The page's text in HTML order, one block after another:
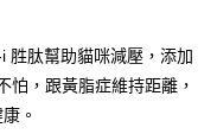
託商業銀行
業銀行
（台灣）商業銀行
胜肽幫助貓咪減壓，添加
怕，跟黃脂症維持距離，
。